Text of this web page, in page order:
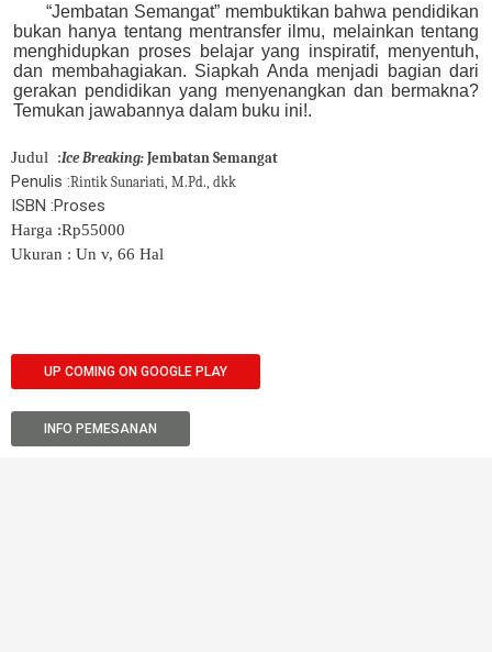
“Jembatan Semangat” membuktikan bahwa pendidikan
bukan hanya tentang mentransfer ilmu, melainkan tentang
menghidupkan proses belajar yang inspiratif, menyentuh,
dan membahagiakan. Siapkah Anda menjadi bagian dari
gerakan pendidikan yang menyenangkan dan bermakna?
Temukan jawabannya dalam buku ini!.
Judul :Ice Breaking: Jembatan Semangat
Penulis :Rintik Sunariati, M.Pd., dkk
ISBN :Proses
Harga :Rp55000
Ukuran : Un v, 66 Hal
UP COMING ON GOOGLE PLAY
INFO PEMESANAN